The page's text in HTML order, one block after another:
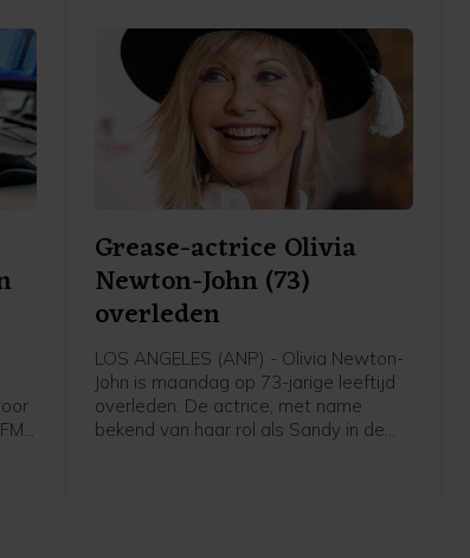
Grease-actrice Olivia
Newton-John (73)
overleden
LOS ANGELES (ANP) - Olivia Newton-
John is maandag op 73-jarige leeftijd
overleden. De actrice, met name
bekend van haar rol als Sandy in de